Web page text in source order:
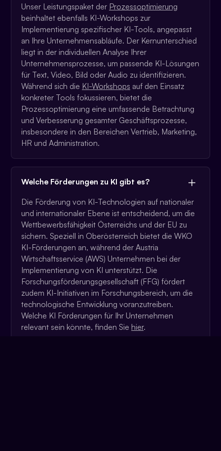
Unser Leistungspaket der Prozessoptimierung
beinhaltet ebenfalls KI-Workshops zur
Implementierung spezifischer KI-Tools, angepasst
an Ihre Unternehmensabläufe. Der Kernunterschied
liegt in der individuellen Analyse Ihrer
Unternehmensprozesse, um passende KI-Lösungen
für Text, Video, Bild oder Audio zu identifizieren.
Während sich die KI-Workshops auf den Einsatz
konkreter Tools fokussieren, bietet die
Prozessoptimierung eine umfassende Betrachtung
und Verbesserung gesamter Geschäftsprozesse,
insbesondere in den Bereichen Vertrieb, Marketing,
HR und Administration.
Welche Förderungen zu KI gibt es?
Die Förderung von KI-Technologien auf nationaler
und internationaler Ebene ist entscheidend, um die
Wettbewerbsfähigkeit Österreichs und der EU zu
sichern. Speziell in Oberösterreich bietet die WKO
KI-Förderungen an, während der Austria
Wirtschaftsservice (AWS) Unternehmen bei der
Implementierung von KI unterstützt. Die
Forschungsförderungsgesellschaft (FFG) fördert
zudem KI-Initiativen im Forschungsbereich, um die
technologische Entwicklung voranzutreiben.
Welche KI Förderungen für Ihr Unternehmen
relevant sein könnte, finden Siehier.